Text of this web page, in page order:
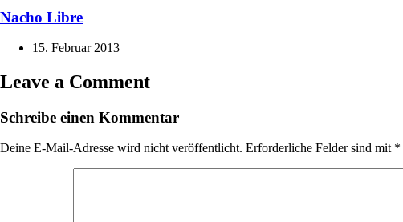
Nacho Libre
15. Februar 2013
Leave a Comment
Schreibe einen Kommentar
Deine E-Mail-Adresse wird nicht veröffentlicht. Erforderliche Felder sind mit *